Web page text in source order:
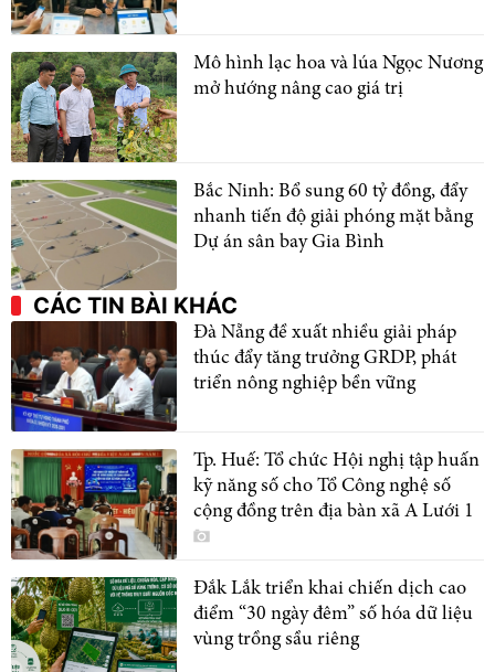
Mô hình lạc hoa và lúa Ngọc Nương
mở hướng nâng cao giá trị
Bắc Ninh: Bổ sung 60 tỷ đồng, đẩy
nhanh tiến độ giải phóng mặt bằng
Dự án sân bay Gia Bình
CÁC TIN BÀI KHÁC
Đà Nẵng đề xuất nhiều giải pháp
thúc đẩy tăng trưởng GRDP, phát
triển nông nghiệp bền vững
Tp. Huế: Tổ chức Hội nghị tập huấn
kỹ năng số cho Tổ Công nghệ số
cộng đồng trên địa bàn xã A Lưới 1
Đắk Lắk triển khai chiến dịch cao
điểm “30 ngày đêm” số hóa dữ liệu
vùng trồng sầu riêng